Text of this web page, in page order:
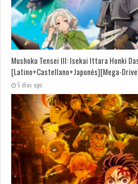
Mushoku Tensei III: Isekai Ittara Honki
[Latino+Castellano+Japonés][Mega-
5 días ago